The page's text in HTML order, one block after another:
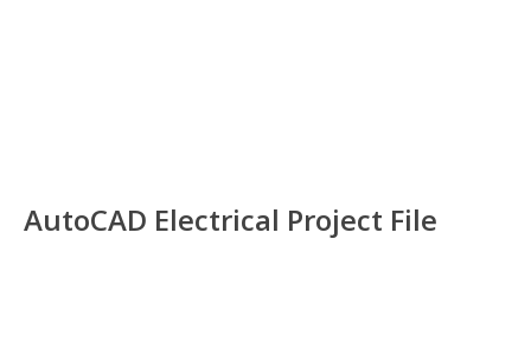
AutoCAD Electrical Project File